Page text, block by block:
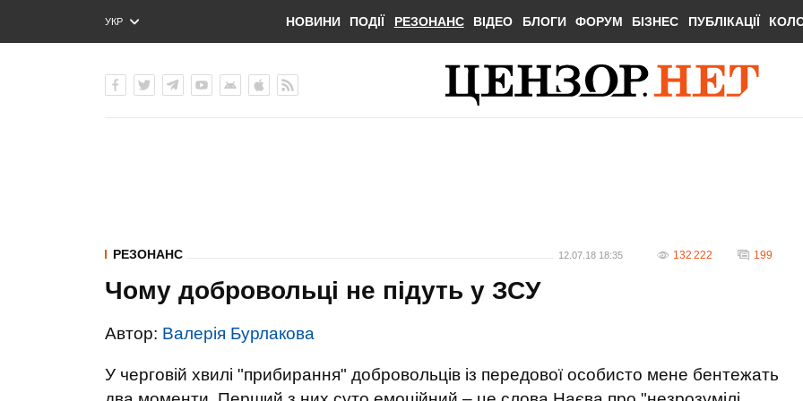
УКР
ENG
НОВИНИ ПОДІЇ РЕЗОНАНС ВІДЕО БЛОГИ ФОРУМ БІЗНЕС ПУБЛІКАЦІЇ
РЕЗОНАНС 12.07.18 18:35 132 222 199
Чому добровольці не підуть у ЗСУ
Автор: Валерія Бурлакова
У черговій хвилі "прибирання" добровольців із передової особисто мене бентежать